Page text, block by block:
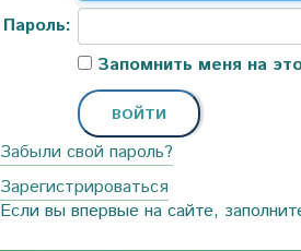
Пароль:
Запомнить меня на
Забыли свой пароль?
Зарегистрироваться
Если вы впервые на сайте,